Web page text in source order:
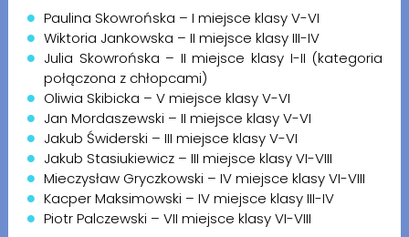
Paulina Skowrońska – I miejsce klasy V-VI
Wiktoria Jankowska – II miejsce klasy III-IV
Julia Skowrońska – II miejsce klasy I-II (kategoria
połączona z chłopcami)
Oliwia Skibicka – V miejsce klasy V-VI
Jan Mordaszewski – II miejsce klasy V-VI
Jakub Świderski – III miejsce klasy V-VI
Jakub Stasiukiewicz – III miejsce klasy VI-VIII
Mieczysław Gryczkowski – IV miejsce klasy VI-VIII
Kacper Maksimowski – IV miejsce klasy III-IV
Piotr Palczewski – VII miejsce klasy VI-VIII